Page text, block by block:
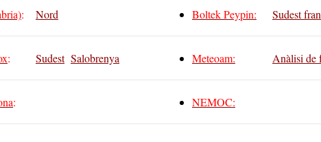
: Nord Boltek Peypin: Sudest
: Sudest Salobrenya Meteoam: Anàlisi de
: NEMOC: